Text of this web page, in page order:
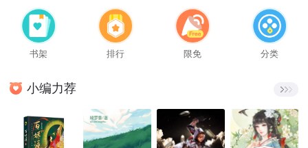
书架 排行 限免 分类
小编力荐